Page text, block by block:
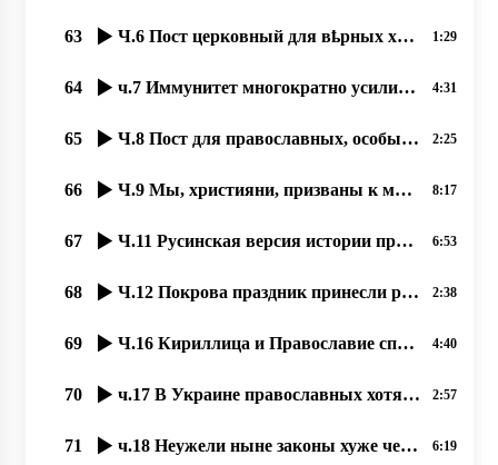
63 Ч.6 Пост церковный для вҍрных християн великое благо – и для души, и для тҍла, 24.09.2020, 1:29
64 ч.7 Иммунитет многократно усиливается при духовном образе жизни, 25.09.2020 прот. Димитрий Сидор 4:31
65 Ч.8 Пост для православных, особый подвиг, якый став любимым нашым людям. 26.09.2020, 2:25
66 Ч.9 Мы, християни, призваны к миру. 27.09.2020 прот. Димитрий Сидор 8:17
67 Ч.11 Русинская версия истории праздника “Покровы“, 02,10,2020, прот. Димитрий Сидор 6:53
68 Ч.12 Покрова праздник принесли русинам Кирилл и Мефодий. 03.10.2020, прот. Димитрий Сидор 2:38
69 Ч.16 Кириллица и Православие спасало РУСИНОВ от ассимиляции, 08.10.2020, прот. Димитрий Сидор 4:40
70 ч.17 В Украине православных хотят вогнать в резервацию бесправия, 09.10.2020, прот. Димитрий Сидор 2:57
71 ч.18 Неужели ныне законы хуже чем при большевиках؟ 11.10.2020, прот. Димитрий Сидор 6:19